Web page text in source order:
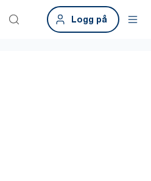
Logg på